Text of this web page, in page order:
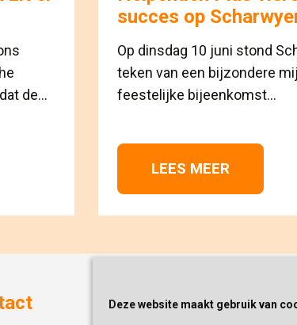
Deze website maakt gebruik van
de...
succes op
Op dinsdag 10 juni stond
teken van een bijzondere
feestelijke bijeenkomst...
LEES MEER
Schrijf je nu